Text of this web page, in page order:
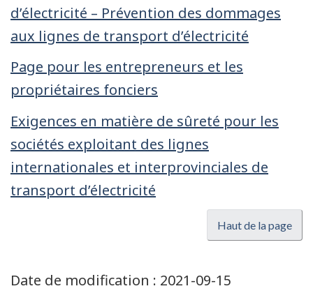
d’électricité – Prévention des dommages
aux lignes de transport d’électricité
Page pour les entrepreneurs et les
propriétaires fonciers
Exigences en matière de sûreté pour les
sociétés exploitant des lignes
internationales et interprovinciales de
transport d’électricité
Haut de la page
Date de modification : 2021-09-15